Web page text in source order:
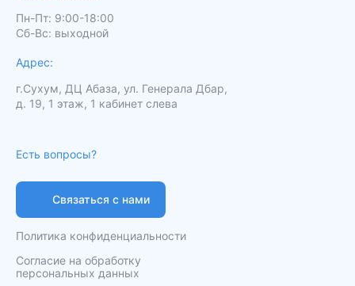
Пн-Пт: 9:00-18:00
Сб-Вс: выходной
Адрес:
г.Сухум, ДЦ Абаза, ул. Генерала Дбар,
д. 19, 1 этаж, 1 кабинет слева
Политика конфиденциальности
Согласие на обработку
персональных данных
Есть вопросы?
Связаться с нами